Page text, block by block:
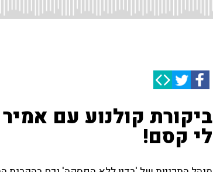
ביקורת קולנוע עם
לי קסם!